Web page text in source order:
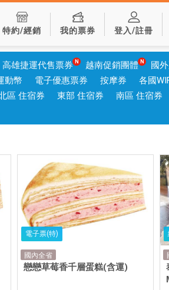
特約/經銷 我的票券 登入/註冊
高雄捷運代售票券 越南促銷團體 國
動幣 電子優惠票券 按摩券 各國
區 住宿券 東部 住宿券 南區 住宿券
電子票(特)
國內全省
戀戀草莓香千層蛋糕(含運)